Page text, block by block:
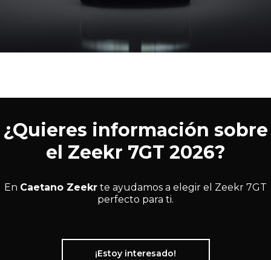
¿Quieres información sobre
el Zeekr 7GT 2026?
En Caetano Zeekr te ayudamos a elegir el Zeekr 7GT
perfecto para ti.
¡Estoy interesado!